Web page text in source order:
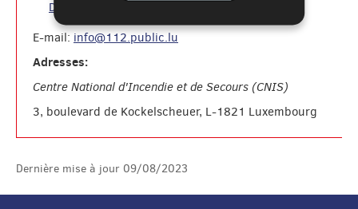
Demande d'avis de prévention
E-mail: info@112.public.lu
Adresses:
Centre National d'Incendie et de Secours (CNIS)
3, boulevard de Kockelscheuer, L-1821 Luxembourg
Dernière mise à jour 09/08/2023